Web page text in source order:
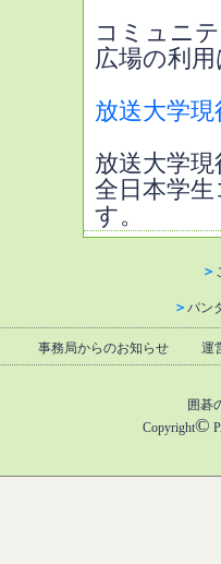
コミュニ
広場の利
放送大学
放送大学
全日本学
す。
＞
＞ パン
事務局からのお知らせ 運
囲碁
Copyright©